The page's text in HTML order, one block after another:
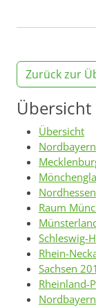
Zurück zur
Übersicht
Raum
Schleswig-
Rhein-
Sachsen
Rheinland-